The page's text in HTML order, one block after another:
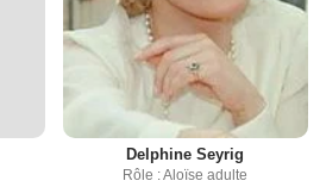
Delphine Seyrig
Rôle : Aloïse adulte